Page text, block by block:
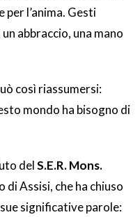
l’anima. Gesti
abbraccio, una mano
così riassumersi:
mondo ha bisogno di
delS.E.R. Mons.
di Assisi, che ha chiuso
significative parole: